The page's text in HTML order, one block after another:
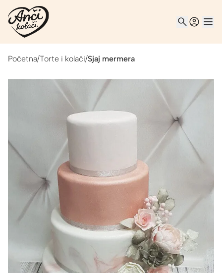
Početna/Torte i kolači/Sjaj mermera